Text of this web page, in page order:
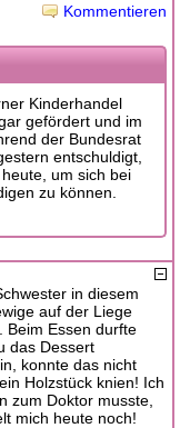
Kommentieren
Kinderhandel
gefördert und im
der Bundesrat
entschuldigt,
um sich bei
zu können.
in diesem
auf der Liege
Beim Essen durfte
das Dessert
konnte das nicht
Holzstück knien! Ich
zum Doktor musste,
mich heute noch!